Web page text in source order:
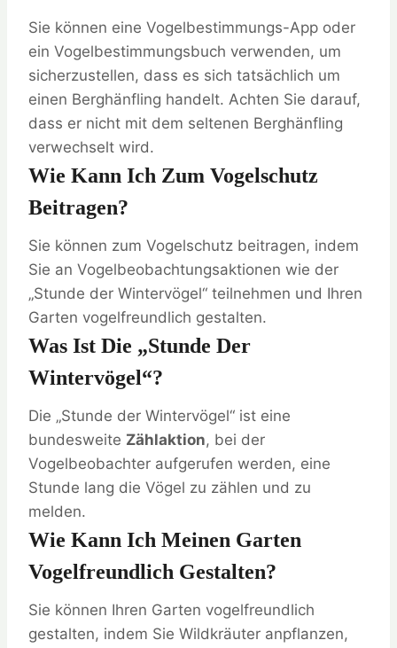
Sie können eine Vogelbestimmungs-App oder
ein Vogelbestimmungsbuch verwenden, um
sicherzustellen, dass es sich tatsächlich um
einen Berghänfling handelt. Achten Sie darauf,
dass er nicht mit dem seltenen Berghänfling
verwechselt wird.
Wie Kann Ich Zum Vogelschutz
Beitragen?
Sie können zum Vogelschutz beitragen, indem
Sie an Vogelbeobachtungsaktionen wie der
„Stunde der Wintervögel“ teilnehmen und Ihren
Garten vogelfreundlich gestalten.
Was Ist Die „Stunde Der
Wintervögel“?
Die „Stunde der Wintervögel“ ist eine
bundesweite Zählaktion, bei der
Vogelbeobachter aufgerufen werden, eine
Stunde lang die Vögel zu zählen und zu
melden.
Wie Kann Ich Meinen Garten
Vogelfreundlich Gestalten?
Sie können Ihren Garten vogelfreundlich
gestalten, indem Sie Wildkräuter anpflanzen,